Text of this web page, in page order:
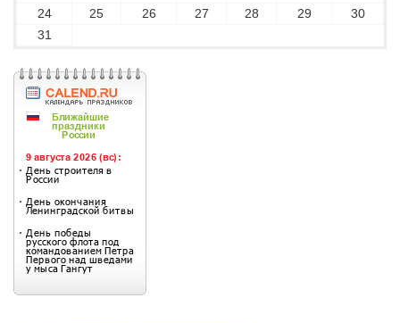
24
25 26 27 28 29
30
31